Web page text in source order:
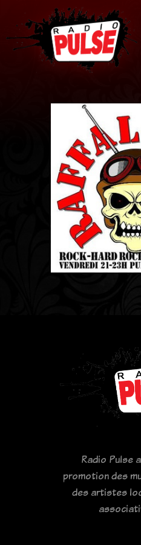
Radio Pulse
promotion des
des artistes